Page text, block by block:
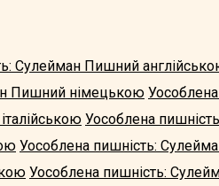
Сулейман Пишний
Пишний німецькою
Уособлена
Уособлена пишність:
Уособлена пишність: